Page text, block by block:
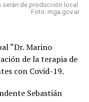
de producción local.
Foto: mga.gov.ar
“Dr. Marino
de la terapia de
con Covid-19.
Sebastián